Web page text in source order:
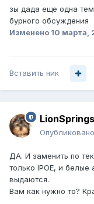
зы дада еще одна
бурного обсуждения
Изменено 10 марта,
Вставить ник
LionSprings
Опубликовано
ДА. И заменить по
только IPOE, и
выдаются.
Вам как нужно то?